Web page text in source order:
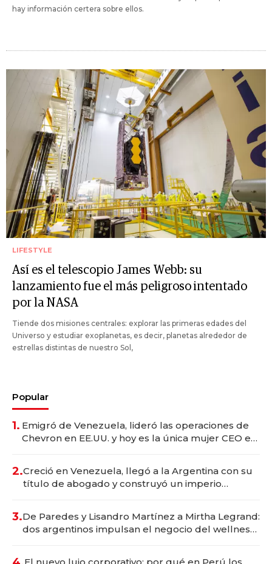
hay información certera sobre ellos.
LIFESTYLE
Así es el telescopio James Webb: su
lanzamiento fue el más peligroso intentado
por la NASA
Tiende dos misiones centrales: explorar las primeras edades del
Universo y estudiar exoplanetas, es decir, planetas alrededor de
estrellas distintas de nuestro Sol,
Popular
1. Emigró de Venezuela, lideró las operaciones de
Chevron en EE.UU. y hoy es la única mujer CEO en
2.Creció en Venezuela, llegó a la Argentina con su
título de abogado y construyó un imperio
3.De Paredes y Lisandro Martínez a Mirtha Legrand:
dos argentinos impulsan el negocio del wellness